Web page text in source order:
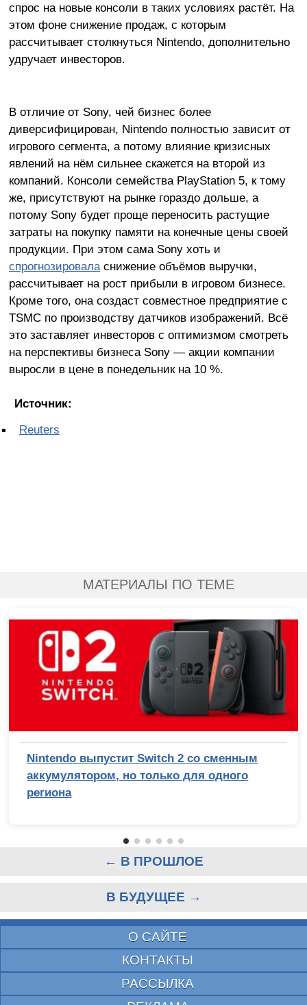
спрос на новые консоли в таких условиях растёт. На
этом фоне снижение продаж, с которым
рассчитывает столкнуться Nintendo, дополнительно
удручает инвесторов.
В отличие от Sony, чей бизнес более
диверсифицирован, Nintendo полностью зависит от
игрового сегмента, а потому влияние кризисных
явлений на нём сильнее скажется на второй из
компаний. Консоли семейства PlayStation 5, к тому
же, присутствуют на рынке гораздо дольше, а
потому Sony будет проще переносить растущие
затраты на покупку памяти на конечные цены своей
продукции. При этом сама Sony хоть и
спрогнозироваласнижение объёмов выручки,
рассчитывает на рост прибыли в игровом бизнесе.
Кроме того, она создаст совместное предприятие с
TSMC по производству датчиков изображений. Всё
это заставляет инвесторов с оптимизмом смотреть
на перспективы бизнеса Sony — акции компании
выросли в цене в понедельник на 10 %.
Источник:
Reuters
МАТЕРИАЛЫ ПО ТЕМЕ
Nintendo выпустит Switch 2 со сменным
аккумулятором, но только для одного
региона
← В ПРОШЛОЕ
В БУДУЩЕЕ →
О САЙТЕ
КОНТАКТЫ
РАССЫЛКА